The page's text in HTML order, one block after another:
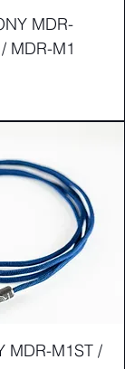
MDR-
MDR-M1
MDR-M1ST /